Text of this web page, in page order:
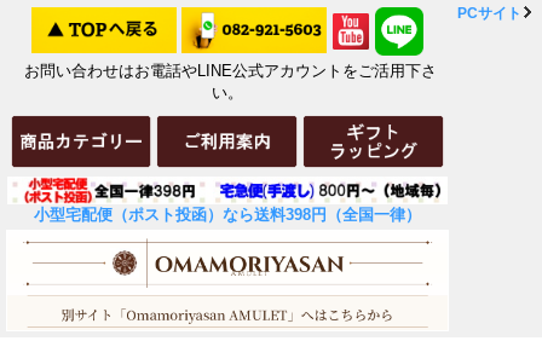
お問い合わせはお電話やLINE公式アカウントをご活用下さ
い。
小型宅配便（ポスト投函）なら送料398円（全国一律）
PCサイト